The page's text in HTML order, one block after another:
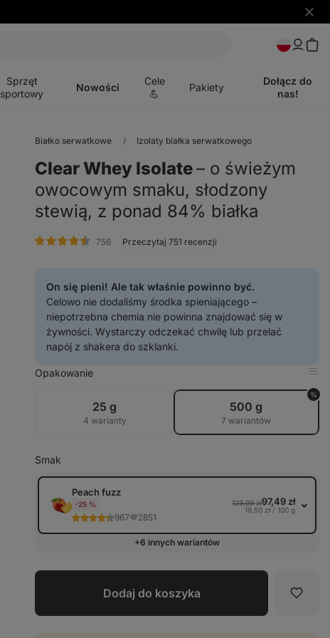
Ukryj
Sprzęt
sportowy
Nowości
Cele
💪
menu
Pakiety
Dołącz do
nas!
Białko serwatkowe Izolaty białka serwatkowego
Clear Whey Isolate⁠–⁠ o świeżym
owocowym smaku, słodzony
stewią, z ponad 84% białka
756ocenaPrzeczytaj 751 recenzji
On się pieni! Ale tak właśnie powinno być.
Celowo nie dodaliśmy środka spieniającego –
niepotrzebna chemia nie powinna znajdować się w
żywności. Wystarczy odczekać chwilę lub przelać
napój z shakera do szklanki.
Opakowanie
w
25 g
4 warianty
%
500 g
7 wariantów
Smak
Peach fuzz
-25 %
967 2851
129,99 zł97,49 zł
19,50 zł / 100 g
+6 innych wariantów
Dodaj do koszyka